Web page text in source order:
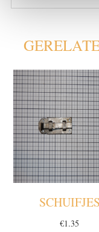
SCHUIFJES
€1.35